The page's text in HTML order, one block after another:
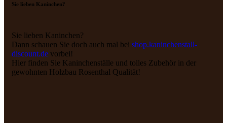
Sie lieben Kaninchen?
Sie lieben Kaninchen?
Dann schauen Sie doch auch mal bei shop.kaninchenstall-
discount.de vorbei!
Hier finden Sie Kaninchenställe und tolles Zubehör in der
gewohnten Holzbau Rosenthal Qualität!